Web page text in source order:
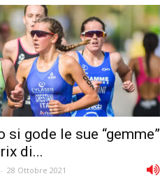
si gode le sue “gemme”
di...
- 28 Ottobre 2021